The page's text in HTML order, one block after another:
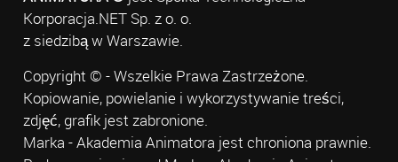
Korporacja.NET Sp. z o. o.
z siedzibą w Warszawie.
Copyright © - Wszelkie Prawa Zastrzeżone.
Kopiowanie, powielanie i wykorzystywanie treści,
zdjęć, grafik jest zabronione.
Marka - Akademia Animatora jest chroniona prawnie.